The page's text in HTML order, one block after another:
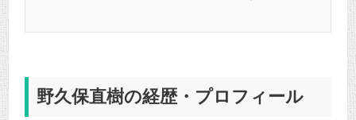
野久保直樹の経歴・プロフィール